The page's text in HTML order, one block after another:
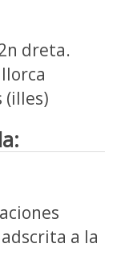
dreta.
(illes)
a la